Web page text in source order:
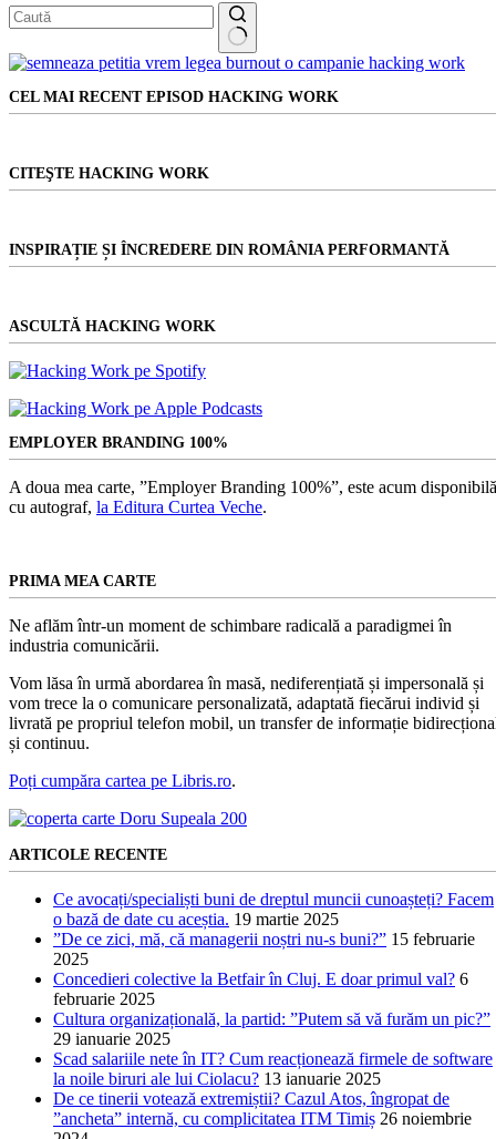
Niciun
CEL MAI RECENT EPISOD HACKING WORK
CITEŞTE HACKING WORK
INSPIRAȚIE ȘI ÎNCREDERE DIN ROMÂNIA PERFORMANTĂ
ASCULTĂ HACKING WORK
EMPLOYER BRANDING 100%
A doua mea carte, ”Employer Branding 100%”, este acum
cu autograf, la Editura Curtea Veche.
PRIMA MEA CARTE
Ne aflăm într-un moment de schimbare radicală a paradigmei în
industria comunicării.
Vom lăsa în urmă abordarea în masă, nediferențiată și impersonală și
vom trece la o comunicare personalizată, adaptată fiecărui individ și
livrată pe propriul telefon mobil, un transfer de informație
și continuu.
Poți cumpăra cartea pe Libris.ro.
ARTICOLE RECENTE
Ce avocați/specialiști buni de dreptul muncii cunoașteți? Facem
o bază de date cu aceștia. 19 martie 2025
”De ce zici, mă, că managerii noștri nu-s buni?” 15 februarie
2025
Concedieri colective la Betfair în Cluj. E doar primul val? 6
februarie 2025
Cultura organizațională, la partid: ”Putem să vă furăm un pic?”
29 ianuarie 2025
Scad salariile nete în IT? Cum reacționează firmele de software
la noile biruri ale lui Ciolacu? 13 ianuarie 2025
De ce tinerii votează extremiștii? Cazul Atos, îngropat de
”ancheta” internă, cu complicitatea ITM Timiș 26 noiembrie